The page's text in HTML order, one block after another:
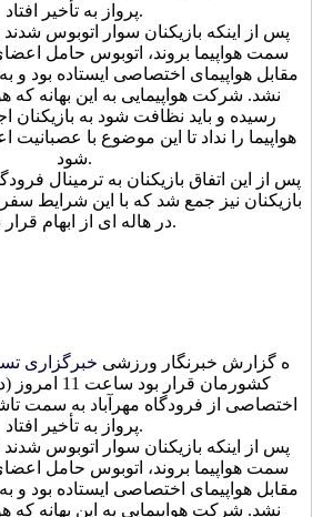
پرواز به تأخیر افتاد.
پس از اینکه بازیکنان سوار اتوبوس شدند
مقابل هواپیمای اختصاصی ایستاده بود و
نشد. شرکت هواپیمایی به این بهانه که
رسیده و باید نظافت شود به بازیکنان
هواپیما را نداد تا این موضوع با
شود.
پس از این اتفاق بازیکنان به ترمینال
بازیکنان نیز جمع شد که با این شرایط
در هاله ای از ابهام قرار دارد.
ه گزارش خبرنگار ورزشی خبرگزاری
کشورمان قرار
اختصاصی از فرودگاه مهرآباد به سمت
پرواز به تأخیر افتاد.
پس از اینکه بازیکنان سوار اتوبوس شدند
مقابل هواپیمای اختصاصی ایستاده بود و
نشد. شرکت هواپیمایی به این بهانه که